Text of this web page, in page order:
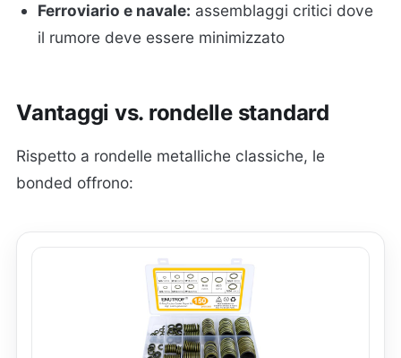
Ferroviario e navale: assemblaggi critici dove
il rumore deve essere minimizzato
Vantaggi vs. rondelle standard
Rispetto a rondelle metalliche classiche, le
bonded offrono: